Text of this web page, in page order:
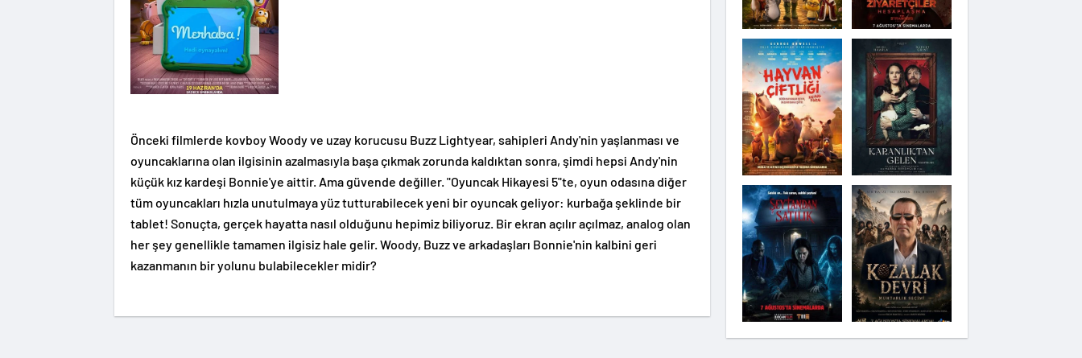
Karanlıktan Gelen
Şeytandan Satılık
Moana
Kozalak Devri
Önceki filmlerde kovboy Woody ve uzay korucusu Buzz Lightyear, sahipleri Andy'nin yaşlanması ve
oyuncaklarına olan ilgisinin azalmasıyla başa çıkmak zorunda kaldıktan sonra, şimdi hepsi Andy'nin
küçük kız kardeşi Bonnie'ye aittir. Ama güvende değiller. "Oyuncak Hikayesi 5"te, oyun odasına diğer
tüm oyuncakları hızla unutulmaya yüz tutturabilecek yeni bir oyuncak geliyor: kurbağa şeklinde bir
tablet! Sonuçta, gerçek hayatta nasıl olduğunu hepimiz biliyoruz. Bir ekran açılır açılmaz, analog olan
her şey genellikle tamamen ilgisiz hale gelir. Woody, Buzz ve arkadaşları Bonnie'nin kalbini geri
kazanmanın bir yolunu bulabilecekler midir?